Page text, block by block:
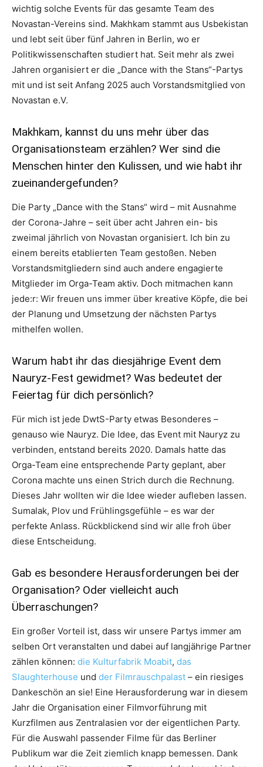
wichtig solche Events für das gesamte Team des
Novastan-Vereins sind. Makhkam stammt aus Usbekistan
und lebt seit über fünf Jahren in Berlin, wo er
Politikwissenschaften studiert hat. Seit mehr als zwei
Jahren organisiert er die „Dance with the Stans“-Partys
mit und ist seit Anfang 2025 auch Vorstandsmitglied von
Novastan e.V.
Makhkam, kannst du uns mehr über das
Organisationsteam erzählen? Wer sind die
Menschen hinter den Kulissen, und wie habt ihr
zueinandergefunden?
Die Party „Dance with the Stans“ wird – mit Ausnahme
der Corona-Jahre – seit über acht Jahren ein- bis
zweimal jährlich von Novastan organisiert. Ich bin zu
einem bereits etablierten Team gestoßen. Neben
Vorstandsmitgliedern sind auch andere engagierte
Mitglieder im Orga-Team aktiv. Doch mitmachen kann
jede:r: Wir freuen uns immer über kreative Köpfe, die bei
der Planung und Umsetzung der nächsten Partys
mithelfen wollen.
Warum habt ihr das diesjährige Event dem
Nauryz-Fest gewidmet? Was bedeutet der
Feiertag für dich persönlich?
Für mich ist jede DwtS-Party etwas Besonderes –
genauso wie Nauryz. Die Idee, das Event mit Nauryz zu
verbinden, entstand bereits 2020. Damals hatte das
Orga-Team eine entsprechende Party geplant, aber
Corona machte uns einen Strich durch die Rechnung.
Dieses Jahr wollten wir die Idee wieder aufleben lassen.
Sumalak, Plov und Frühlingsgefühle – es war der
perfekte Anlass. Rückblickend sind wir alle froh über
diese Entscheidung.
Gab es besondere Herausforderungen bei der
Organisation? Oder vielleicht auch
Überraschungen?
Ein großer Vorteil ist, dass wir unsere Partys immer am
selben Ort veranstalten und dabei auf langjährige Partner
zählen können: die Kulturfabrik Moabit, das
Slaughterhouse und der Filmrauschpalast – ein riesiges
Dankeschön an sie! Eine Herausforderung war in diesem
Jahr die Organisation einer Filmvorführung mit
Kurzfilmen aus Zentralasien vor der eigentlichen Party.
Für die Auswahl passender Filme für das Berliner
Publikum war die Zeit ziemlich knapp bemessen. Dank